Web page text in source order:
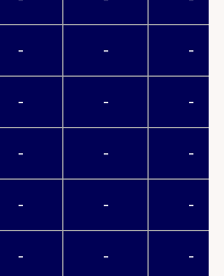
- - -
- - -
- - -
- - -
- - -